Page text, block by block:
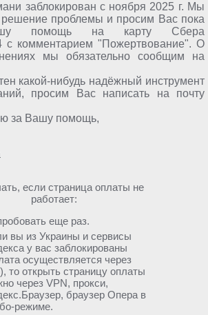
заблокирован с ноября 2025 г. Мы
проблемы и просим Вас пока
помощь на карту Сбера
с комментарием "Пожертвование". О
мы обязательно сообщим на
какой-нибудь надёжный инструмент
просим Вас написать на почту
за Вашу помощь,
если страница оплаты не
работает:
еще раз.
вы из Украины и сервисы
у вас заблокированы
осуществляется через
то открыть страницу оплаты
через VPN, прокси,
браузер Опера в
режиме.